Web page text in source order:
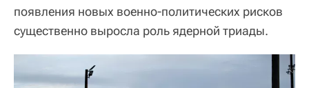
появления новых военно-политических рисков
существенно выросла роль ядерной триады.